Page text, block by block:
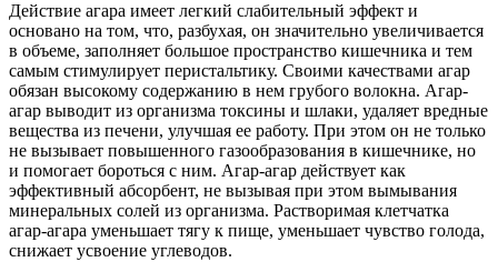
Действие агара имеет легкий слабительный эффект и
основано на том, что, разбухая, он значительно увеличивается
в объеме, заполняет большое пространство кишечника и тем
самым стимулирует перистальтику. Своими качествами агар
обязан высокому содержанию в нем грубого волокна. Агар-
агар выводит из организма токсины и шлаки, удаляет вредные
вещества из печени, улучшая ее работу. При этом он не только
не вызывает повышенного газообразования в кишечнике, но
и помогает бороться с ним. Агар-агар действует как
эффективный абсорбент, не вызывая при этом вымывания
минеральных солей из организма. Растворимая клетчатка
агар-агара уменьшает тягу к пище, уменьшает чувство голода,
снижает усвоение углеводов.